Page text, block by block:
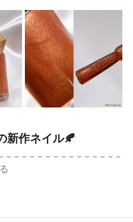
新作ネイル🍂
𓐄 𓐄 𓐄 𓐄 𓐄 𓐄 𓐄 𓐄 𓐄 𓐄 𓐄 𓐄 𓐄 𓐄 𓐄